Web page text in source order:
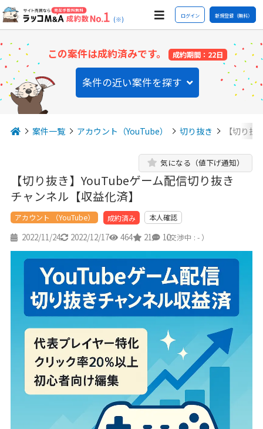
(※) ログイン 新規登録（無料）
この案件は成約済みです。 成約期間：22日
条件の近い案件を探す
案件一覧 アカウント（YouTube） 切り抜き 【切り
【切り抜き】YouTubeゲーム配信切り抜き
チャンネル【収益化済】
気になる（値下げ通知）
アカウント （YouTube） 成約済み 本人確認
2022/11/24 2022/12/17 464 21 10
（交渉中 : - ）